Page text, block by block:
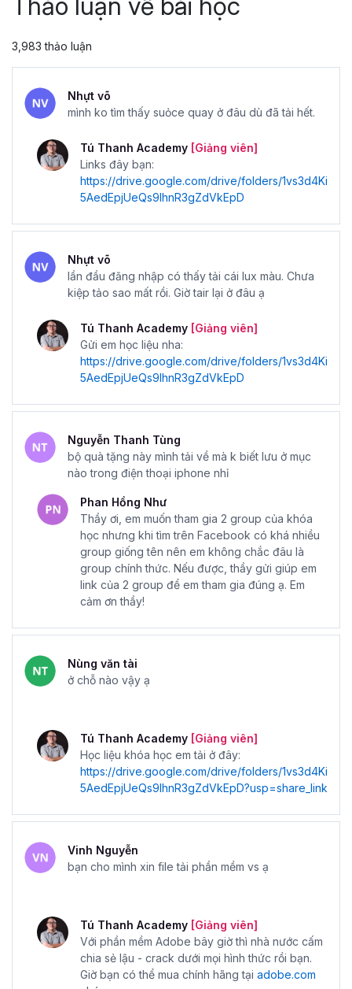
Thảo luận về bài học
3,983 thảo luận
Nhựt võ
mình ko tìm thấy suỏce quay ở đâu dù đã tải hết.
Tú Thanh Academy [Giảng viên]
Links đây bạn:
https://drive.google.com/drive/folders/1vs3d4Ki
5AedEpjUeQs9IhnR3gZdVkEpD
Nhựt võ
lần đầu đăng nhập có thấy tải cái lux màu. Chưa
kiệp tảo sao mất rồi. Giờ tair lại ở đâu ạ
Tú Thanh Academy [Giảng viên]
Gửi em học liệu nha:
https://drive.google.com/drive/folders/1vs3d4Ki
5AedEpjUeQs9IhnR3gZdVkEpD
Nguyễn Thanh Tùng
bộ quà tặng này mình tải về mà k biết lưu ở mục
nào trong điện thoại iphone nhỉ
Phan Hồng Như
Thầy ơi, em muốn tham gia 2 group của khóa
học nhưng khi tìm trên Facebook có khá nhiều
group giống tên nên em không chắc đâu là
group chính thức. Nếu được, thầy gửi giúp em
link của 2 group để em tham gia đúng ạ. Em
cảm ơn thầy!
Nùng văn tài
ở chỗ nào vậy ạ
Tú Thanh Academy [Giảng viên]
Học liệu khóa học em tải ở đây:
https://drive.google.com/drive/folders/1vs3d4Ki
5AedEpjUeQs9IhnR3gZdVkEpD?usp=share_link
Vinh Nguyễn
bạn cho mình xin file tải phần mềm vs ạ
Tú Thanh Academy [Giảng viên]
Với phần mềm Adobe bây giờ thì nhà nước cấm
chia sẻ lậu - crack dưới mọi hình thức rồi bạn.
Giờ bạn có thể mua chính hãng tại adobe.com